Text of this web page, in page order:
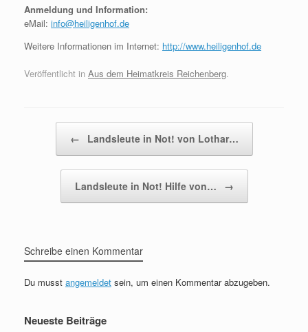
Anmeldung und Information:
eMail: info@heiligenhof.de
Weitere Informationen im Internet: http://www.heiligenhof.de
Veröffentlicht in Aus dem Heimatkreis Reichenberg.
← Landsleute in Not! von Lothar…
Landsleute in Not! Hilfe von… →
Schreibe einen Kommentar
Du musst angemeldet sein, um einen Kommentar abzugeben.
Neueste Beiträge